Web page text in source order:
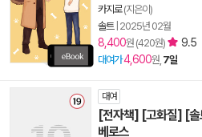
카지로(지은이)
솔트| 2025년 02월
8,400원 (420원) 9.5
대여가4,600원, 7일
대여
[전자책] [고화질] [
베로스